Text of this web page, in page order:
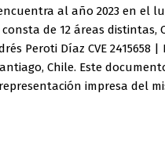
al año 2023 en el
de 12 áreas
Peroti Díaz CVE 2415658 |
Chile. Este
impresa del